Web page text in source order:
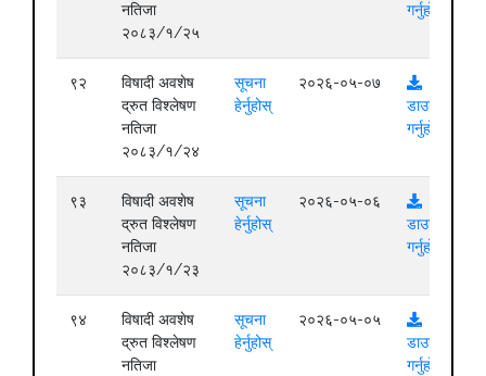
नतिजा
२०८३/१/२५
गर्नुहोस्
९२
विषादी अवशेष
द्रुत विश्लेषण
नतिजा
२०८३/१/२४
सूचना
हेर्नुहोस्
२०२६-०५-०७
डाउनलोड
गर्नुहोस्
९३
विषादी अवशेष
द्रुत विश्लेषण
नतिजा
२०८३/१/२३
सूचना
हेर्नुहोस्
२०२६-०५-०६
डाउनलोड
गर्नुहोस्
९४
विषादी अवशेष
द्रुत विश्लेषण
नतिजा
सूचना
हेर्नुहोस्
२०२६-०५-०५
डाउनलोड
गर्नुहोस्